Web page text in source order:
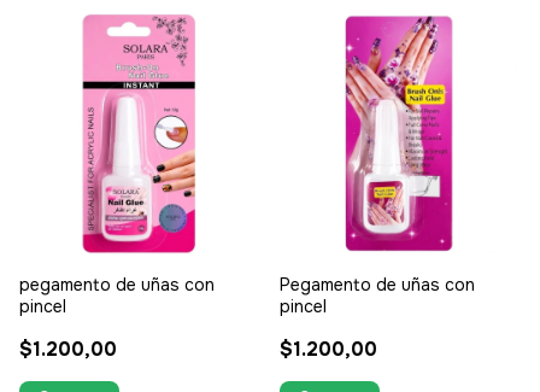
pegamento de uñas con
pincel
$1.200,00
Pegamento de uñas con
pincel
$1.200,00